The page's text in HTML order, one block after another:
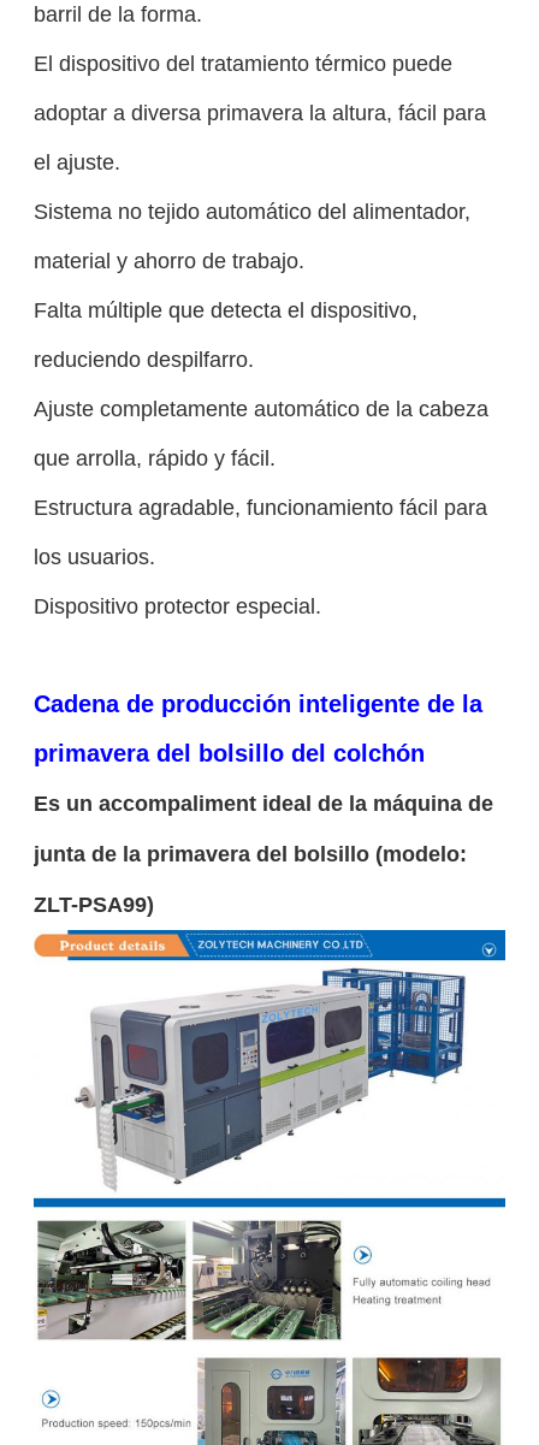
barril de la forma.
El dispositivo del tratamiento térmico puede
adoptar a diversa primavera la altura, fácil para
el ajuste.
Sistema no tejido automático del alimentador,
material y ahorro de trabajo.
Falta múltiple que detecta el dispositivo,
reduciendo despilfarro.
Ajuste completamente automático de la cabeza
que arrolla, rápido y fácil.
Estructura agradable, funcionamiento fácil para
los usuarios.
Dispositivo protector especial.
Cadena de producción inteligente de la
primavera del bolsillo del colchón
Es un accompaliment ideal de la máquina de
junta de la primavera del bolsillo (modelo:
ZLT-PSA99)